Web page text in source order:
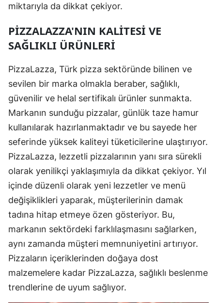
miktarıyla da dikkat çekiyor.
PIZZALAZZA'NIN KALITESI VE
SAĞLIKLI ÜRÜNLERI
PizzaLazza, Türk pizza sektöründe bilinen ve
sevilen bir marka olmakla beraber, sağlıklı,
güvenilir ve helal sertifikalı ürünler sunmakta.
Markanın sunduğu pizzalar, günlük taze hamur
kullanılarak hazırlanmaktadır ve bu sayede her
seferinde yüksek kaliteyi tüketicilerine ulaştırıyor.
PizzaLazza, lezzetli pizzalarının yanı sıra sürekli
olarak yenilikçi yaklaşımıyla da dikkat çekiyor. Yıl
içinde düzenli olarak yeni lezzetler ve menü
değişiklikleri yaparak, müşterilerinin damak
tadına hitap etmeye özen gösteriyor. Bu,
markanın sektördeki farklılaşmasını sağlarken,
aynı zamanda müşteri memnuniyetini artırıyor.
Pizzaların içeriklerinden doğaya dost
malzemelere kadar PizzaLazza, sağlıklı beslenme
trendlerine de uyum sağlıyor.